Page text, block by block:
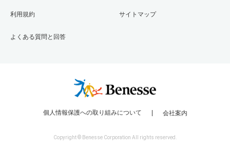
利用規約
よくある質問と回答
サイトマップ
個人情報保護への取り組みについて 会社案内
Copyright © Benesse Corporation All rights reserved.